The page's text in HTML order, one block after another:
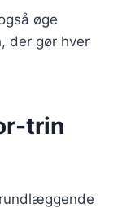
øge
der gør hver
trin